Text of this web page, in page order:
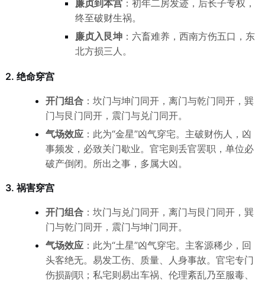
廉贞到本宫：初年二房发迹，后长子专权，
终至破财生祸。
廉贞入艮坤：六畜难养，西南方伤五口，东
北方损三人。
2. 绝命穿宫
开门组合：坎门与坤门同开，离门与乾门同开，巽
门与艮门同开，震门与兑门同开。
气场效应：此为“金星”凶气穿宅。主破财伤人，凶
事频发，必致关门歇业。官宅则丢官罢职，单位必
破产倒闭。所出之事，多属大凶。
3. 祸害穿宫
开门组合：坎门与兑门同开，离门与艮门同开，巽
门与乾门同开，震门与坤门同开。
气场效应：此为“土星”凶气穿宅。主客源稀少，回
头客绝无。易发工伤、质量、人身事故。官宅专门
伤损副职；私宅则易出车祸、伦理紊乱乃至服毒、